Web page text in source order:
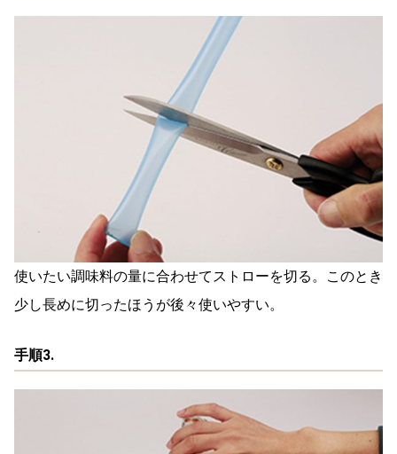
使いたい調味料の量に合わせてストローを切る。このとき
少し長めに切ったほうが後々使いやすい。
手順3.